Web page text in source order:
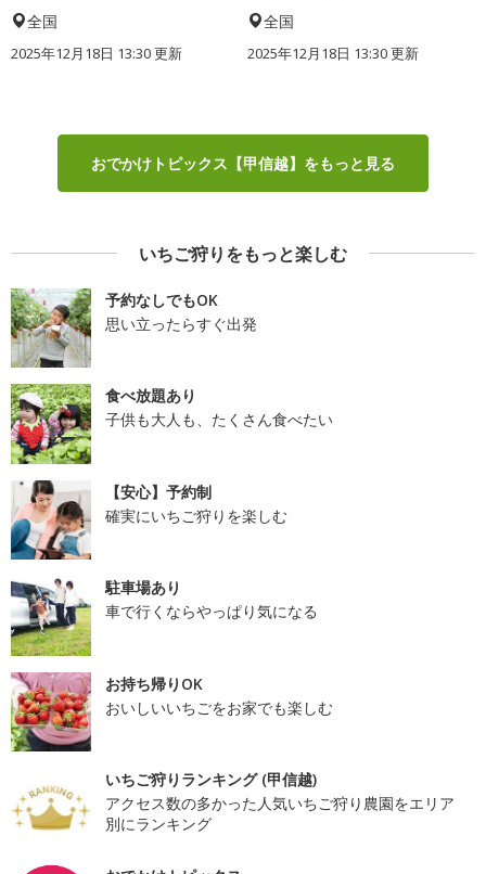
全国
2025年12月18日 13:30 更新
全国
2025年12月18日 13:30 更新
おでかけトピックス【甲信越】をもっと見る
いちご狩りをもっと楽しむ
予約なしでもOK
思い立ったらすぐ出発
食べ放題あり
子供も大人も、たくさん食べたい
【安心】予約制
確実にいちご狩りを楽しむ
駐車場あり
車で行くならやっぱり気になる
お持ち帰りOK
おいしいいちごをお家でも楽しむ
いちご狩りランキング (甲信越)
アクセス数の多かった人気いちご狩り農園をエリア
別にランキング